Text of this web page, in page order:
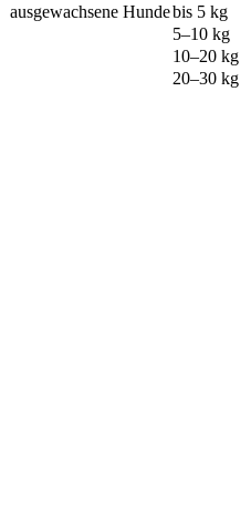
ausgewachsene Hundebis 5 kg
5–10 kg
10–20 kg
20–30 kg